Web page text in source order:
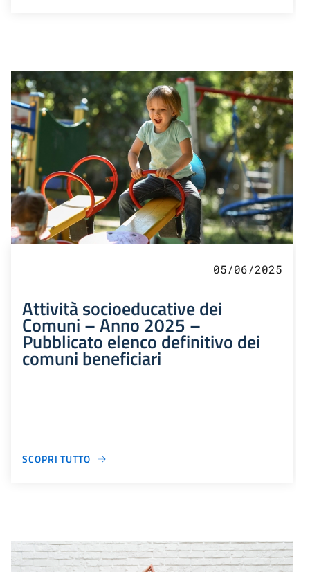
05/06/2025
Attività socioeducative dei
Comuni – Anno 2025 –
Pubblicato elenco definitivo dei
comuni beneficiari
SCOPRI TUTTO